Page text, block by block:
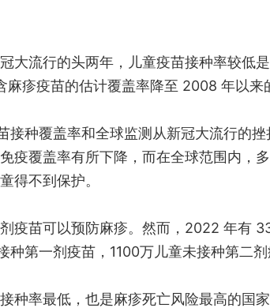
大流行的头两年，儿童疫苗接种率较低
麻疹疫苗的估计覆盖率降至 2008 年以来
接种覆盖率和全球监测从新冠大流行的
疫覆盖率有所下降，而在全球范围内，
得不到保护。
疫苗可以预防麻疹。然而，2022 年有
种第一剂疫苗，1100万儿童未接种第二剂
种率最低，也是麻疹死亡风险最高的国